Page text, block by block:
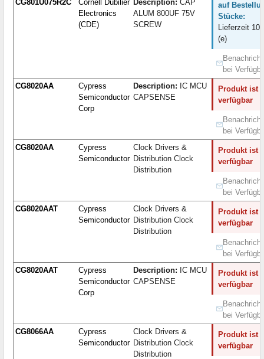
CG801U075R2C
Cornell Dubilier
Electronics
(CDE)
Description: CAP
ALUM 800UF 75V
SCREW
auf
Stücke:
Lieferzeit
(e)
bei
CG8020AA
Cypress
Semiconductor
Corp
Description: IC MCU
CAPSENSE
Produkt ist
verfügbar
bei
CG8020AA
Cypress
Semiconductor
Clock Drivers &
Distribution Clock
Distribution
Produkt ist
verfügbar
bei
CG8020AAT
Cypress
Semiconductor
Clock Drivers &
Distribution Clock
Distribution
Produkt ist
verfügbar
bei
CG8020AAT
Cypress
Semiconductor
Corp
Description: IC MCU
CAPSENSE
Produkt ist
verfügbar
bei
CG8066AA
Cypress
Semiconductor
Clock Drivers &
Distribution Clock
Distribution
Produkt ist
verfügbar